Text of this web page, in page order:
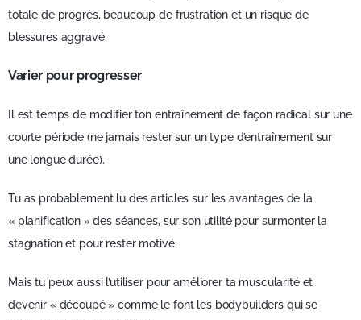
totale de progrès, beaucoup de frustration et un risque de
blessures aggravé.
Varier pour progresser
Il est temps de modifier ton entraînement de façon radical sur une
courte période (ne jamais rester sur un type d’entraînement sur
une longue durée).
Tu as probablement lu des articles sur les avantages de la
« planification » des séances, sur son utilité pour surmonter la
stagnation et pour rester motivé.
Mais tu peux aussi l’utiliser pour améliorer ta muscularité et
devenir « découpé » comme le font les bodybuilders qui se